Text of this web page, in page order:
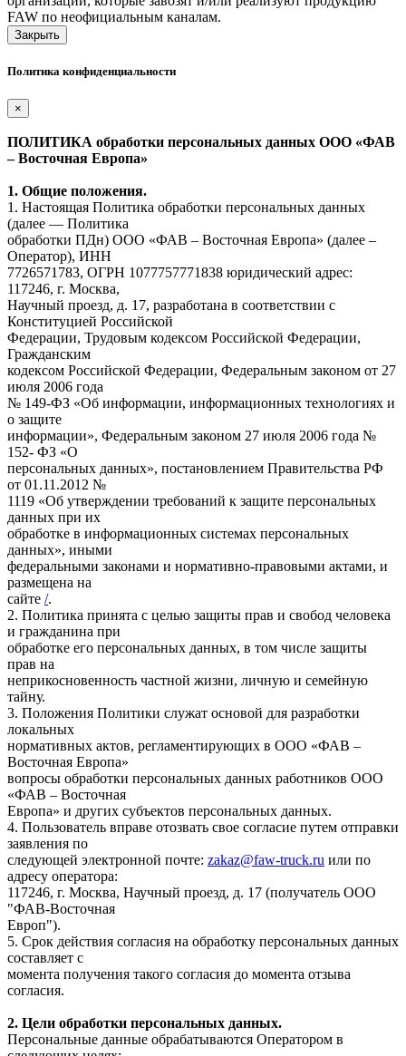
FAW по неофициальным каналам.
Закрыть
Политика конфиденциальности
×
ПОЛИТИКА обработки персональных данных ООО «ФАВ
– Восточная Европа»
1. Общие положения.
1. Настоящая Политика обработки персональных данных
(далее — Политика
обработки ПДн) ООО «ФАВ – Восточная Европа» (далее –
Оператор), ИНН
7726571783, ОГРН 1077757771838 юридический адрес:
117246, г. Москва,
Научный проезд, д. 17, разработана в соответствии с
Конституцией Российской
Федерации, Трудовым кодексом Российской Федерации,
Гражданским
кодексом Российской Федерации, Федеральным законом от 27
июля 2006 года
№ 149-ФЗ «Об информации, информационных технологиях и
о защите
информации», Федеральным законом 27 июля 2006 года №
152- ФЗ «О
персональных данных», постановлением Правительства РФ
от 01.11.2012 №
1119 «Об утверждении требований к защите персональных
данных при их
обработке в информационных системах персональных
данных», иными
федеральными законами и нормативно-правовыми актами, и
размещена на
сайте /.
2. Политика принята с целью защиты прав и свобод человека
и гражданина при
обработке его персональных данных, в том числе защиты
прав на
неприкосновенность частной жизни, личную и семейную
тайну.
3. Положения Политики служат основой для разработки
локальных
нормативных актов, регламентирующих в ООО «ФАВ –
Восточная Европа»
вопросы обработки персональных данных работников ООО
«ФАВ – Восточная
Европа» и других субъектов персональных данных.
4. Пользователь вправе отозвать свое согласие путем отправки
заявления по
следующей электронной почте: zakaz@faw-truck.ru или по
адресу оператора:
117246, г. Москва, Научный проезд, д. 17 (получатель ООО
"ФАВ-Восточная
Европ").
5. Срок действия согласия на обработку персональных данных
составляет с
момента получения такого согласия до момента отзыва
согласия.
2. Цели обработки персональных данных.
Персональные данные обрабатываются Оператором в